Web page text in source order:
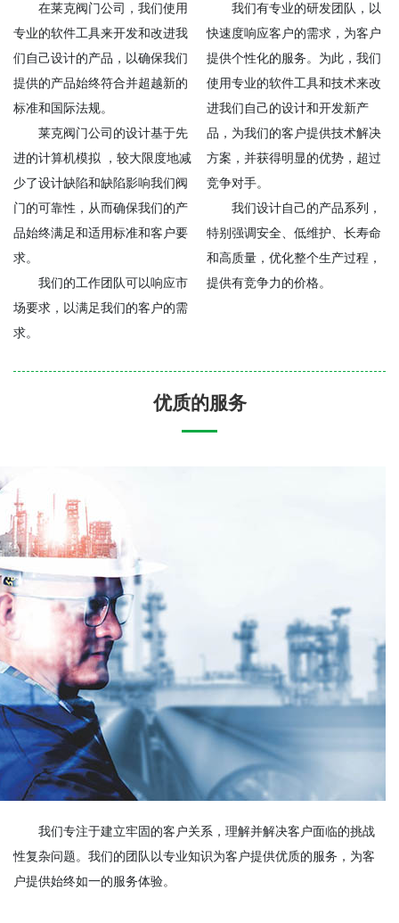
在莱克阀门公司，我们使用
专业的软件工具来开发和改进我
们自己设计的产品，以确保我们
提供的产品始终符合并超越新的
标准和国际法规。
莱克阀门公司的设计基于先
进的计算机模拟 ，较大限度地减
少了设计缺陷和缺陷影响我们阀
门的可靠性，从而确保我们的产
品始终满足和适用标准和客户要
求。
我们的工作团队可以响应市
场要求，以满足我们的客户的需
求。
我们有专业的研发团队 ， 以
快速度响应客户的需求，为客户
提供个性化的服务。 为此，我们
使用专业的软件工具和技术来改
进我们自己的设计和开发新产
品，为我们的客户提供技术解决
方案，并获得明显的优势，超过
竞争对手。
我们设计自己的产品系列，
特别强调安全、低维护、长寿命
和高质量，优化整个生产过程，
提供有竞争力的价格。
优质的服务
我们专注于建立牢固的客户关系，理解并解决客户面临的挑战
性复杂问题。我们的团队以专业知识为客户提供优质的服务，为客
户提供始终如一的服务体验。